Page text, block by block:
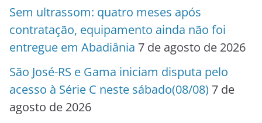
Sem ultrassom: quatro meses após
contratação, equipamento ainda não foi
entregue em Abadiânia 7 de agosto de 2026
São José-RS e Gama iniciam disputa pelo
acesso à Série C neste sábado(08/08) 7 de
agosto de 2026